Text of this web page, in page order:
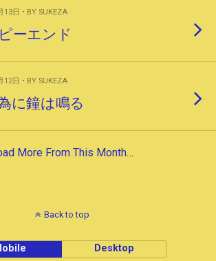
13日 • BY SUKEZA
ーエンド
12日 • BY SUKEZA
に鐘は鳴る
More From This Month…
Back to top
Desktop